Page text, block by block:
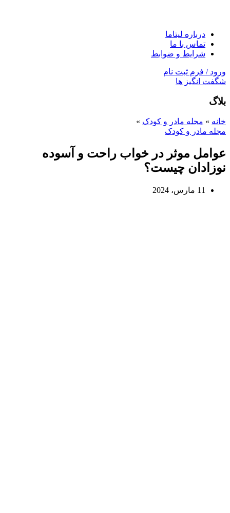
درباره لیتاما
تماس با ما
شرایط و ضوابط
ورود / فرم ثبت نام
شگفت انگیز ها
بلاگ
خانه » مجله مادر و کودک »
مجله مادر و کودک
عوامل موثر در خواب راحت و آسوده
نوزادان چیست؟
11 مارس، 2024